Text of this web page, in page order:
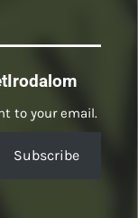
to your email.
Subscribe